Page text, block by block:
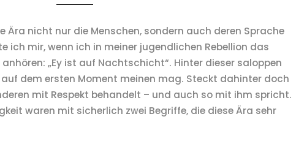
Ära nicht nur die Menschen, sondern auch deren Sprache
ich mir, wenn ich in meiner jugendlichen Rebellion das
„Ey ist auf Nachtschicht“. Hinter dieser saloppen
dem ersten Moment meinen mag. Steckt dahinter doch
mit Respekt behandelt – und auch so mit ihm spricht.
waren mit sicherlich zwei Begriffe, die diese Ära sehr